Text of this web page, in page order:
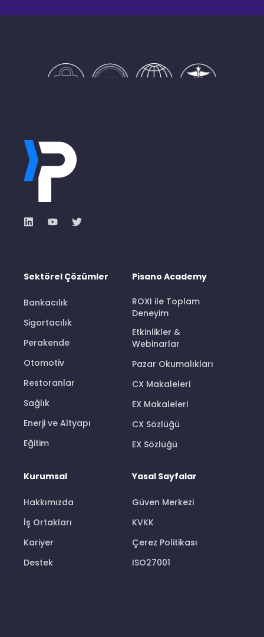
Sektörel Çözümler
Bankacılık
Sigortacılık
Perakende
Otomotiv
Restoranlar
Sağlık
Enerji ve Altyapı
Eğitim
Pisano Academy
ROXI ile Toplam
Deneyim
Etkinlikler &
Webinarlar
Pazar Okumalıkları
CX Makaleleri
EX Makaleleri
CX Sözlüğü
EX Sözlüğü
Kurumsal
Hakkımızda
İş Ortakları
Kariyer
Destek
Yasal Sayfalar
Güven Merkezi
KVKK
Çerez Politikası
ISO27001